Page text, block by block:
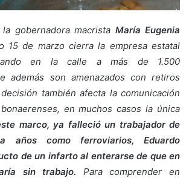
gobernadora macrista María Eugenia
15 de marzo cierra la empresa estatal
en la calle a más de 1.500
además son amenazados con retiros
también afecta la comunicación
en muchos casos la única
marco, ya falleció un trabajador de
años como ferroviarios, Eduardo
de un infarto al enterarse de que en
sin trabajo. Para comprender en